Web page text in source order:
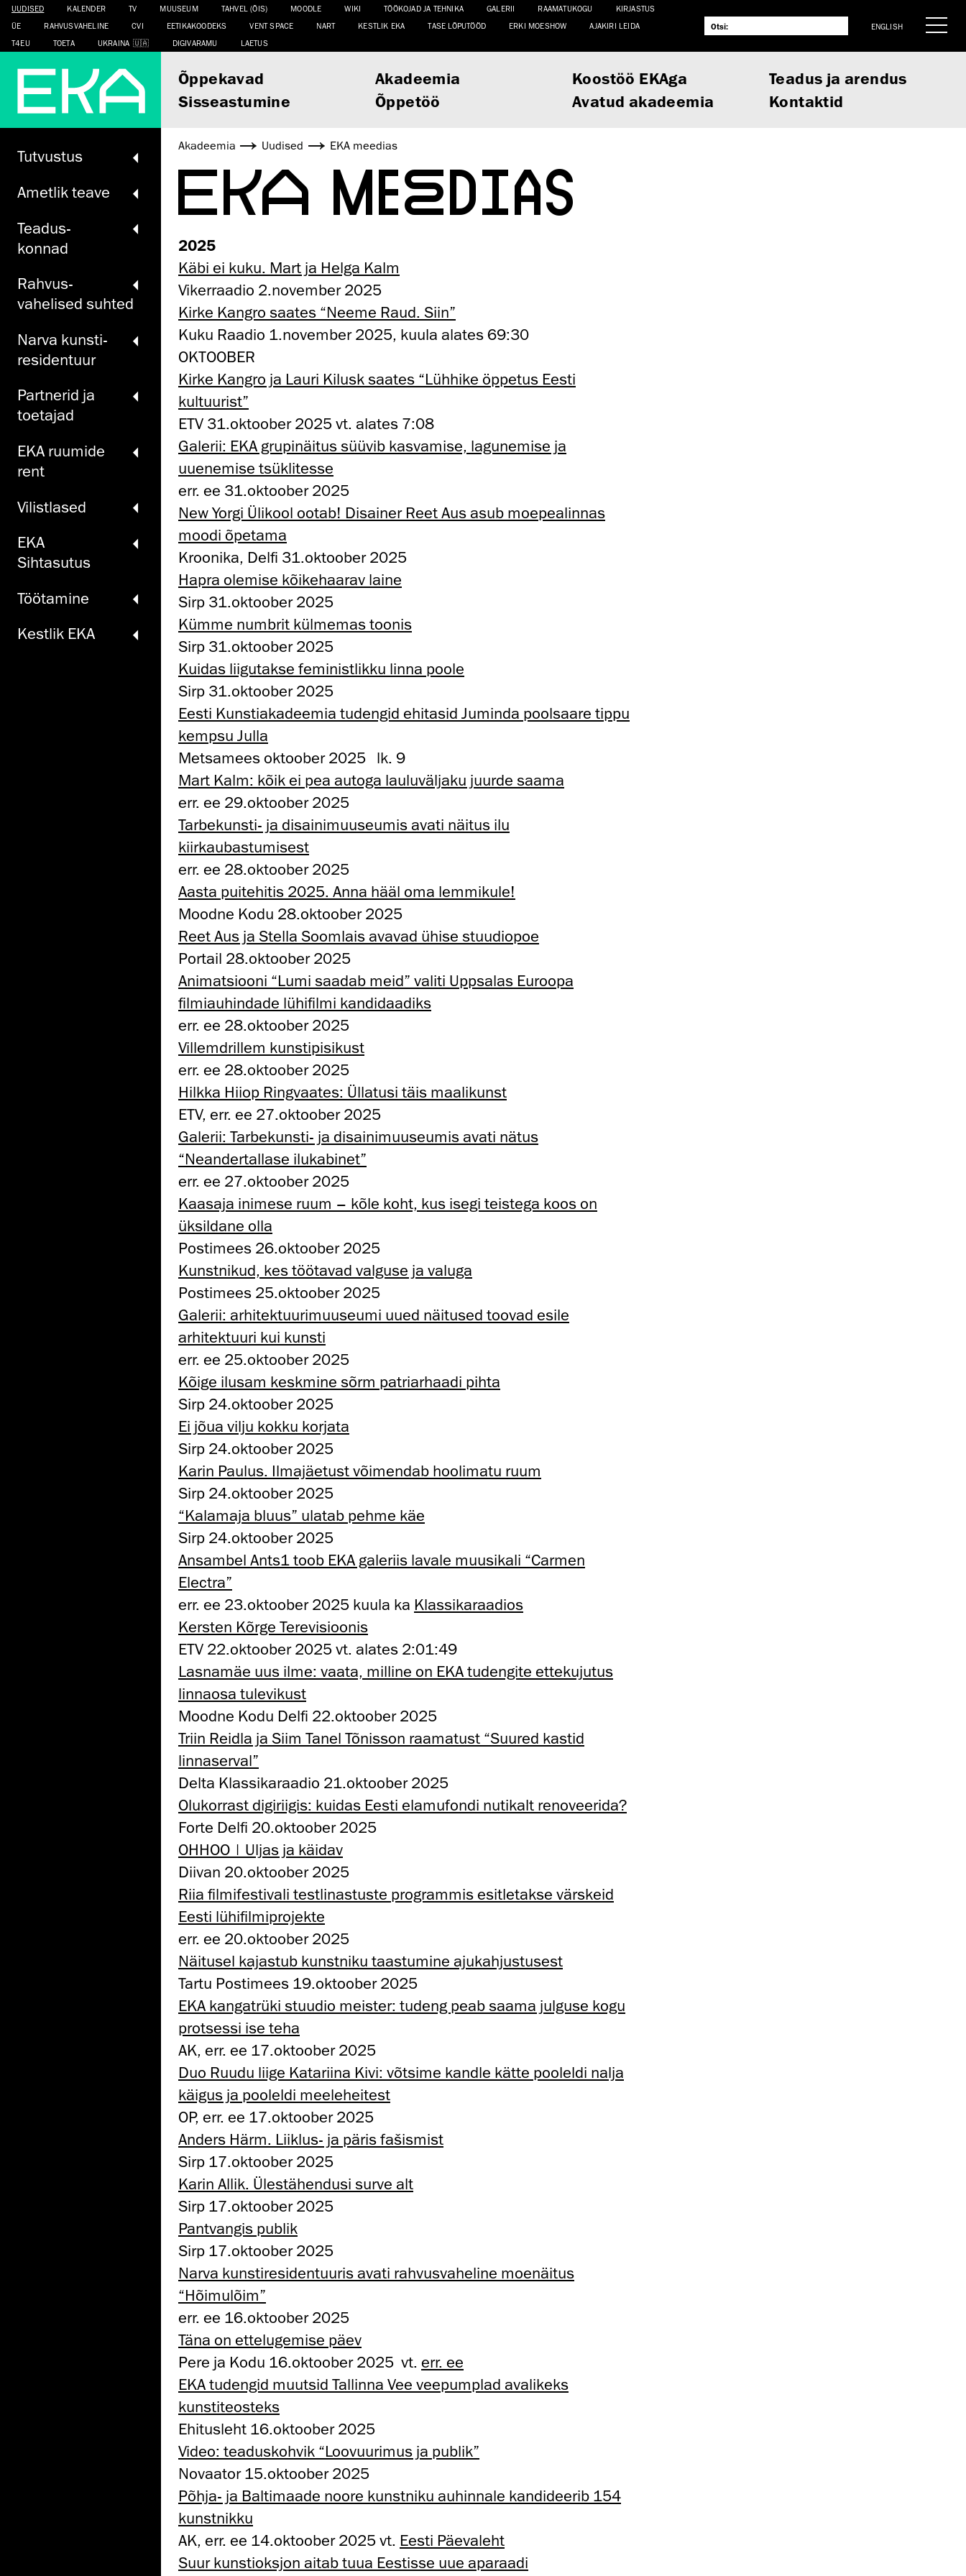
UUDISED KALENDER TV MUUSEUM TAHVEL (ÕIS) MOODLE WIKI TÖÖKOJAD JA TEHNIKA GALERII RAAMATUKOGU
KIRJASTUS
ÜE
RAHVUSVAHELINE CVI EETIKAKOODEKS VENT SPACE NART KESTLIK EKA TASE LÕPUTÖÖD ERKI MOESHOW
AJAKIRI LEIDA
T4EU
TOETA UKRAINA DIGIVARAMU LAETUS
ENGLISH
Õppekavad Akadeemia Koostöö EKAga
Teadus ja arendus
Sisseastumine
Õppetöö Avatud akadeemia Kontaktid
Tutvustus
Ametlik teave
Teadus­
konnad
Rahvus­
vahelised suhted
Narva kunsti­
residentuur
Partnerid ja
toetajad
EKA ruumide
rent
Vilistlased
EKA
Sihtasutus
Töö­tamine
Kestlik EKA
Akadeemia Uudised EKA meedias
EKA MEEDIAS
2025
Käbi ei kuku. Mart ja Helga Kalm
Vikerraadio 2.november 2025
Kirke Kangro saates “Neeme Raud. Siin”
Kuku Raadio 1.november 2025, kuula alates 69:30
OKTOOBER
Kirke Kangro ja Lauri Kilusk saates “Lühhike öppetus Eesti
kultuurist”
ETV 31.oktoober 2025 vt. alates 7:08
Galerii: EKA grupinäitus süüvib kasvamise, lagunemise ja
uuenemise tsüklitesse
err. ee 31.oktoober 2025
New Yorgi Ülikool ootab! Disainer Reet Aus asub moepealinnas
moodi õpetama
Kroonika, Delfi 31.oktoober 2025
Hapra olemise kõikehaarav laine
Sirp 31.oktoober 2025
Kümme numbrit külmemas toonis
Sirp 31.oktoober 2025
Kuidas liigutakse feministlikku linna poole
Sirp 31.oktoober 2025
Eesti Kunstiakadeemia tudengid ehitasid Juminda poolsaare tippu
kempsu Julla
Metsamees oktoober 2025 lk. 9
Mart Kalm: kõik ei pea autoga lauluväljaku juurde saama
err. ee 29.oktoober 2025
Tarbekunsti- ja disainimuuseumis avati näitus ilu
kiirkaubastumisest
err. ee 28.oktoober 2025
Aasta puitehitis 2025. Anna hääl oma lemmikule!
Moodne Kodu 28.oktoober 2025
Reet Aus ja Stella Soomlais avavad ühise stuudiopoe
Portail 28.oktoober 2025
Animatsiooni “Lumi saadab meid” valiti Uppsalas Euroopa
filmiauhindade lühifilmi kandidaadiks
err. ee 28.oktoober 2025
Villemdrillem kunstipisikust
err. ee 28.oktoober 2025
Hilkka Hiiop Ringvaates: Üllatusi täis maalikunst
ETV, err. ee 27.oktoober 2025
Galerii: Tarbekunsti- ja disainimuuseumis avati nätus
“Neandertallase ilukabinet”
err. ee 27.oktoober 2025
Kaasaja inimese ruum – kõle koht, kus isegi teistega koos on
üksildane olla
Postimees 26.oktoober 2025
Kunstnikud, kes töötavad valguse ja valuga
Postimees 25.oktoober 2025
Galerii: arhitektuurimuuseumi uued näitused toovad esile
arhitektuuri kui kunsti
err. ee 25.oktoober 2025
Kõige ilusam keskmine sõrm patriarhaadi pihta
Sirp 24.oktoober 2025
Ei jõua vilju kokku korjata
Sirp 24.oktoober 2025
Karin Paulus. Ilmajäetust võimendab hoolimatu ruum
Sirp 24.oktoober 2025
“Kalamaja bluus” ulatab pehme käe
Sirp 24.oktoober 2025
Ansambel Ants1 toob EKA galeriis lavale muusikali “Carmen
Electra”
err. ee 23.oktoober 2025 kuula ka Klassikaraadios
Kersten Kõrge Terevisioonis
ETV 22.oktoober 2025 vt. alates 2:01:49
Lasnamäe uus ilme: vaata, milline on EKA tudengite ettekujutus
linnaosa tulevikust
Moodne Kodu Delfi 22.oktoober 2025
Triin Reidla ja Siim Tanel Tõnisson raamatust “Suured kastid
linnaserval”
Delta Klassikaraadio 21.oktoober 2025
Olukorrast digiriigis: kuidas Eesti elamufondi nutikalt renoveerida?
Forte Delfi 20.oktoober 2025
OHHOO | Uljas ja käidav
Diivan 20.oktoober 2025
Riia filmifestivali testlinastuste programmis esitletakse värskeid
Eesti lühifilmiprojekte
err. ee 20.oktoober 2025
Näitusel kajastub kunstniku taastumine ajukahjustusest
Tartu Postimees 19.oktoober 2025
EKA kangatrüki stuudio meister: tudeng peab saama julguse kogu
protsessi ise teha
AK, err. ee 17.oktoober 2025
Duo Ruudu liige Katariina Kivi: võtsime kandle kätte pooleldi nalja
käigus ja pooleldi meeleheitest
OP, err. ee 17.oktoober 2025
Anders Härm. Liiklus- ja päris fašismist
Sirp 17.oktoober 2025
Karin Allik. Ülestähendusi surve alt
Sirp 17.oktoober 2025
Pantvangis publik
Sirp 17.oktoober 2025
Narva kunstiresidentuuris avati rahvusvaheline moenäitus
“Hõimulõim”
err. ee 16.oktoober 2025
Täna on ettelugemise päev
Pere ja Kodu 16.oktoober 2025 vt. err. ee
EKA tudengid muutsid Tallinna Vee veepumplad avalikeks
kunstiteosteks
Ehitusleht 16.oktoober 2025
Video: teaduskohvik “Loovuurimus ja publik”
Novaator 15.oktoober 2025
Põhja- ja Baltimaade noore kunstniku auhinnale kandideerib 154
kunstnikku
AK, err. ee 14.oktoober 2025 vt. Eesti Päevaleht
Suur kunstioksjon aitab tuua Eestisse uue aparaadi